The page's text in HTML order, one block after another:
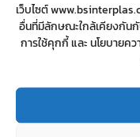
เว็บไซต์
อื่นที่มีลักษณะใกล้เคียงกันกั
การใช้คุกกี้ และ นโยบายค
ส้อมพับได้ในถ้วย